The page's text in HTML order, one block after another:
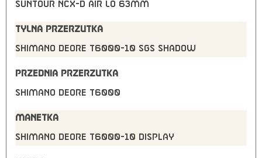
Suntour NCX-D Air LO 63mm
TYLNA PRZERZUTKA
Shimano Deore T6000-10 SGS shadow
PRZEDNIA PRZERZUTKA
Shimano Deore T6000
MANETKA
Shimano Deore T6000-10 display